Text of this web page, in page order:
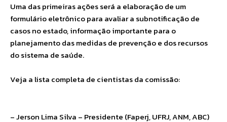
Uma das primeiras ações será a elaboração de um
formulário eletrônico para avaliar a subnotificação de
casos no estado, informação importante para o
planejamento das medidas de prevenção e dos recursos
do sistema de saúde.
Veja a lista completa de cientistas da comissão:
– Jerson Lima Silva – Presidente (Faperj, UFRJ, ANM, ABC)